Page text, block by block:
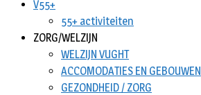
V55+
55+ activiteiten
ZORG/WELZIJN
WELZIJN VUGHT
ACCOMODATIES EN GEBOUWEN
GEZONDHEID / ZORG